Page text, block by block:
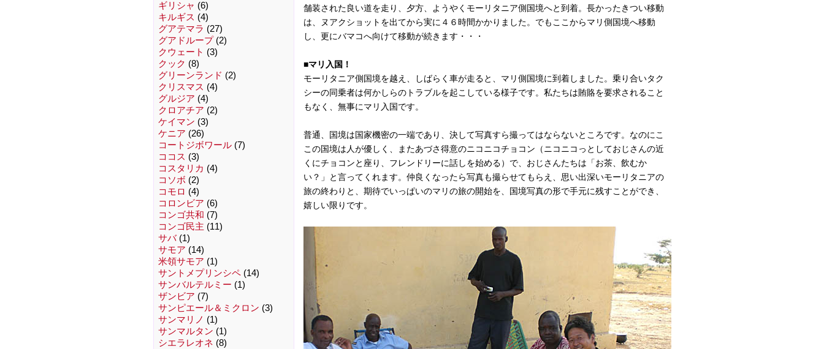
ギリシャ (6)
キルギス (4)
グアテマラ (27)
グアドループ(2)
クウェート (3)
クック (8)
グリーンランド (2)
クリスマス (4)
グルジア (4)
クロアチア (2)
ケイマン (3)
ケニア (26)
コートジボワール(7)
ココス (3)
コスタリカ (4)
コソボ (2)
コモロ (4)
コロンビア (6)
コンゴ共和 (7)
コンゴ民主 (11)
サバ(1)
サモア (14)
米領サモア (1)
サントメプリンシペ(14)
サンバルテルミー (1)
ザンビア (7)
サンピエール＆ミクロン (3)
サンマリノ (1)
サンマルタン (1)
シエラレオネ (8)
舗装された良い道を走り、夕方、ようやくモーリタニア側国境へと到着。長かったきつい移動
は、ヌアクショットを出てから実に４６時間かかりました。でもここからマリ側国境へ移動
し、更にバマコへ向けて移動が続きます・・・
■マリ入国！
モーリタニア側国境を越え、しばらく車が走ると、マリ側国境に到着しました。乗り合いタク
シーの同乗者は何かしらのトラブルを起こしている様子です。私たちは賄賂を要求されること
もなく、無事にマリ入国です。
普通、国境は国家機密の一端であり、決して写真すら撮ってはならないところです。なのにこ
この国境は人が優しく、またあづさ得意のニコニコチョコン（ニコニコっとしておじさんの近
くにチョコンと座り、フレンドリーに話しを始める）で、おじさんたちは「お茶、飲むか
い？」と言ってくれます。仲良くなったら写真も撮らせてもらえ、思い出深いモーリタニアの
旅の終わりと、期待でいっぱいのマリの旅の開始を、国境写真の形で手元に残すことができ、
嬉しい限りです。